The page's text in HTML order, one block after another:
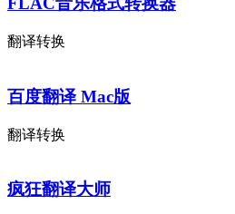
翻译转换
百度翻译 Mac版
翻译转换
疯狂翻译大师